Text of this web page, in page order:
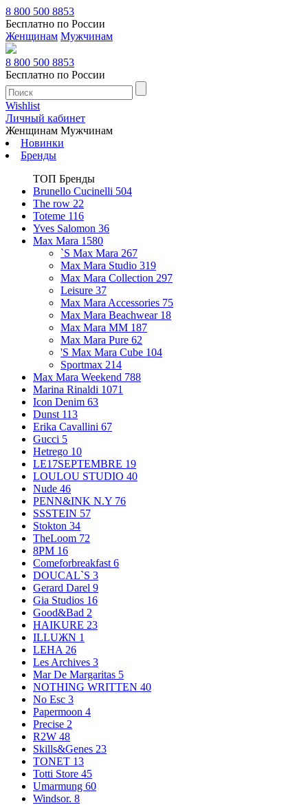
8 800 500 8853
Бесплатно по России
Женщинам Мужчинам
8 800 500 8853
Бесплатно по России
Wishlist
Личный кабинет
Женщинам Мужчинам
Новинки
Бренды
ТОП Бренды
Brunello Cucinelli 504
The row 22
Toteme 116
Yves Salomon 36
Max Mara 1580
`S Max Mara 267
Max Mara Studio 319
Max Mara Collection 297
Leisure 37
Max Mara Accessories 75
Max Mara Beachwear 18
Max Mara MM 187
Max Mara Pure 62
'S Max Mara Cube 104
Sportmax 214
Max Mara Weekend 788
Marina Rinaldi 1071
Icon Denim 63
Dunst 113
Erika Cavallini 67
Gucci 5
Hetrego 10
LE17SEPTEMBRE 19
LOULOU STUDIO 40
Nude 46
PENN&INK N.Y 76
SSSTEIN 57
Stokton 34
TheLoom 72
8PM 16
Comeforbreakfast 6
DOUCAL`S 3
Gerard Darel 9
Gia Studios 16
Good&Bad 2
HAIKURE 23
ILLUЖN 1
LEHA 26
Les Archives 3
Mar De Margaritas 5
NOTHING WRITTEN 40
No Esc 3
Papermoon 4
Precise 2
R2W 48
Skills&Genes 23
TONET 13
Totti Store 45
Umarmung 60
Windsor. 8